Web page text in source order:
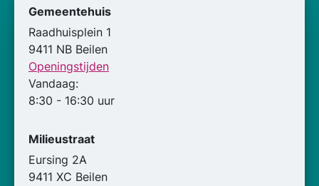
Gemeentehuis
Raadhuisplein 1
9411 NB Beilen
Openingstijden
Vandaag:
8:30 - 16:30 uur
Milieustraat
Eursing 2A
9411 XC Beilen